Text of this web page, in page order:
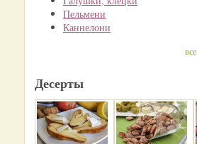
Пельмени
Каннелони
Десерты